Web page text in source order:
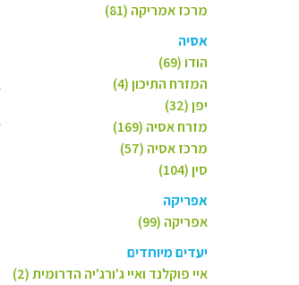
מרכז אמריקה (81)
אסיה
הודו (69)
המזרח התיכון (4)
יפן (32)
מזרח אסיה (169)
מרכז אסיה (57)
סין (104)
אפריקה
אפריקה (99)
יעדים מיוחדים
איי פוקלנד ואיי ג'ורג'יה הדרומית (2)